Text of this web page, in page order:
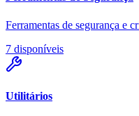
Ferramentas de segurança e
7 disponíveis
Utilitários